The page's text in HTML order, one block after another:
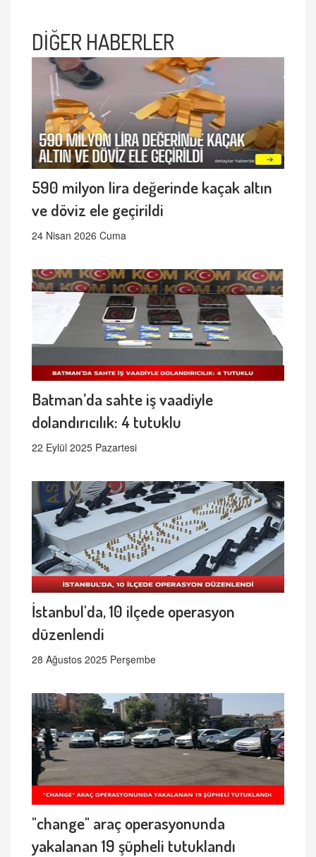
DİĞER HABERLER
590 milyon lira değerinde kaçak altın
ve döviz ele geçirildi
24 Nisan 2026 Cuma
Batman’da sahte iş vaadiyle
dolandırıcılık: 4 tutuklu
22 Eylül 2025 Pazartesi
İstanbul'da, 10 ilçede operasyon
düzenlendi
28 Ağustos 2025 Perşembe
"change" araç operasyonunda
yakalanan 19 şüpheli tutuklandı